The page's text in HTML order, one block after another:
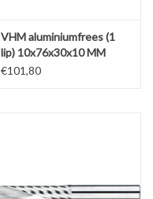
VHM aluminiumfrees (1
lip) 10x76x30x10 MM
€101,80